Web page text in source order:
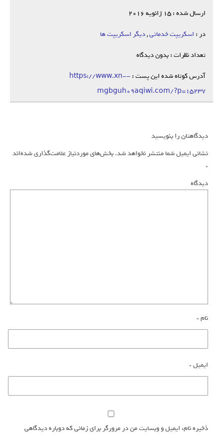
ارسال شده : 15 ژانویه 2016
در : اسکریپت خدماتی,دیگر اسکریپت ها
تعداد نظرات : بدون دیدگاه
آدرس کوتاه شده این پست :https://www.xn--
mgbguh09aqiwi.com/?p=15237
دیدگاهتان را بنویسید
نشانی ایمیل شما منتشر نخواهد شد.بخش‌های موردنیاز علامت‌گذاری شده‌اند
*
دیدگاه
نام*
ایمیل*
ذخیره نام، ایمیل و وبسایت من در مرورگر برای زمانی که دوباره دیدگاهی